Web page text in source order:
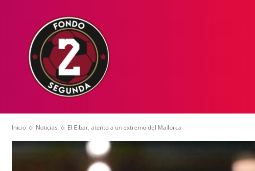
Inicio Noticias El Eibar, atento a un extremo del Mallorca